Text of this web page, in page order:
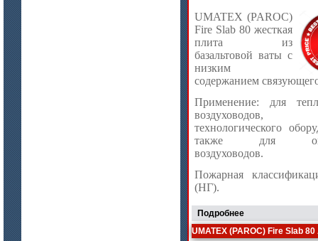
UMATEX (PAROC)
Fire Slab 80 жесткая
плита из
базальтовой ваты с
низким
содержанием
Применение: для
воздуховодов,
технологического
также для
воздуховодов.
Пожарная
(НГ).
Подробнее
UMATEX (PAROC) Fire Slab